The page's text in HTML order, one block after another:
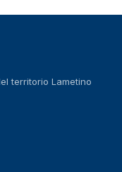
territorio Lametino